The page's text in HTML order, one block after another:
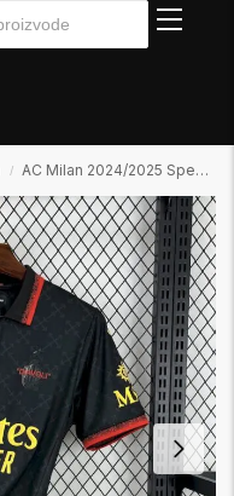
/ AC Milan 2024/2025 Special Edition 2